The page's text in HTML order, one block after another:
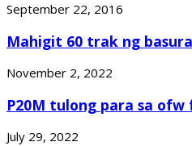
September 22, 2016
Mahigit 60 trak ng
November 2, 2022
P20M tulong para sa ofw
July 29, 2022